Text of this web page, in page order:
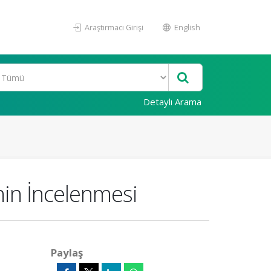
Araştırmacı Girişi English
Detaylı Arama
İncelenmesi
Paylaş